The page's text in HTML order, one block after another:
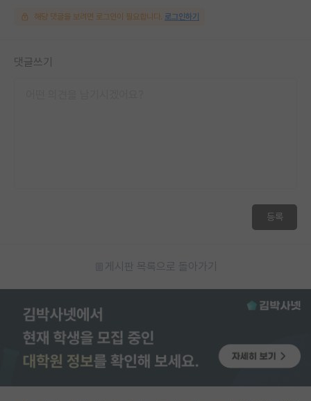
해당 댓글을 보려면 로그인이 필요합니다. 로그인하기
댓글쓰기
등록
게시판 목록으로 돌아가기